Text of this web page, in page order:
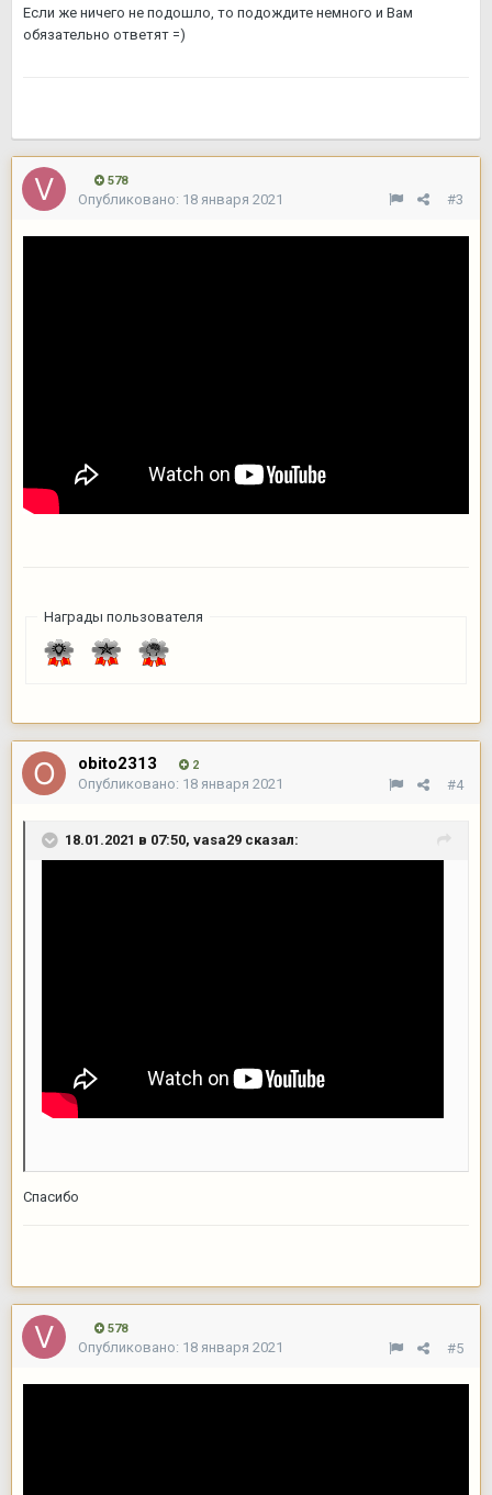
Если же ничего не подошло, то подождите немного и Вам
обязательно ответят =)
578
#3
Опубликовано: 18 января 2021
Награды пользователя
obito2313 2
#4
Опубликовано: 18 января 2021
18.01.2021 в 07:50, vasa29 сказал:
Спасибо
578
#5
Опубликовано: 18 января 2021